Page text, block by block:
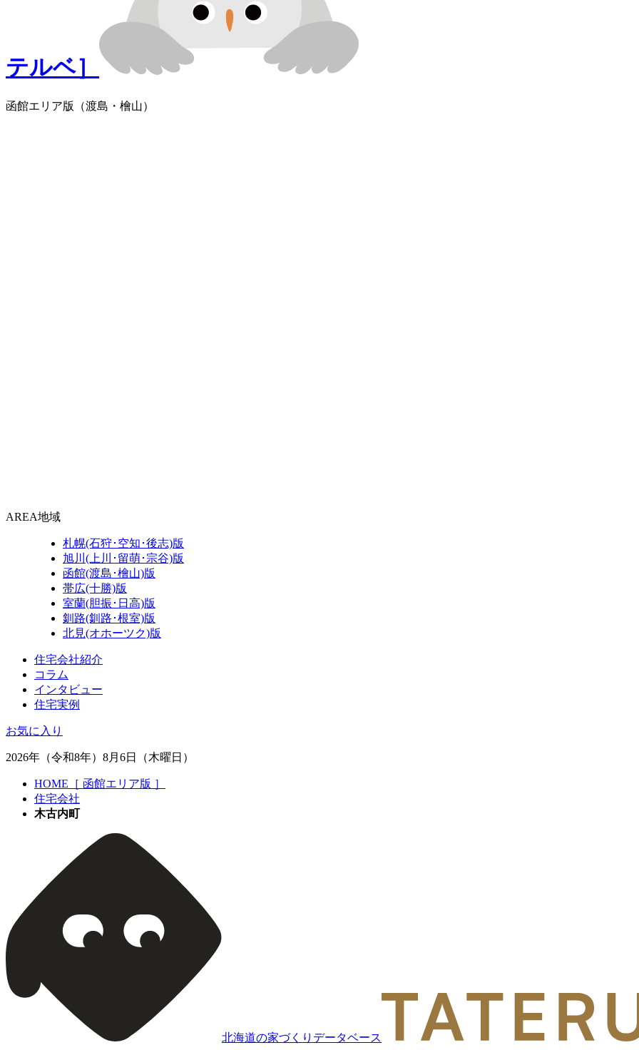
テルベ］
函館エリア版 （渡島・檜山）
AREA地域
札幌(石狩･空知･後志)版
旭川(上川･留萌･宗谷)版
函館(渡島･檜山)版
帯広(十勝)版
室蘭(胆振･日高)版
釧路(釧路･根室)版
北見(オホーツク)版
住宅会社紹介
コラム
インタビュー
住宅実例
お気に入り
2026年（令和8年）8月6日（木曜日）
HOME［ 函館エリア版 ］
住宅会社
木古内町
北海道の家づくりデータベース